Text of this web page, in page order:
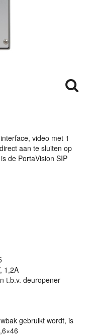
video met 1
direct aan te sluiten op
de PortaVision SIP
1,2A
t.b.v. deuropener
gebruikt wordt, is